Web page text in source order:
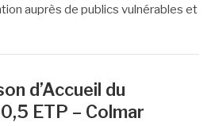
auprès de publics vulnérables et
d’Accueil du
ETP – Colmar